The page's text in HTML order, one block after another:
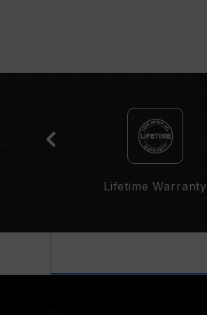
Lifetime Warranty